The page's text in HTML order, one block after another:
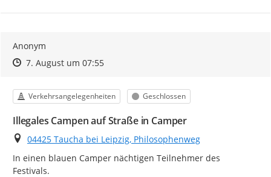
Anonym
Zeitpunkt des Erstellens
Zeitpunkt des Erstellens
7. August um 07:55Zur Äußerung
Kategorie
Verkehrsangelegenheiten Status
Geschlossen
Illegales Campen auf Straße in Camper
Ort
04425 Taucha bei Leipzig, Philosophenweg
In einen blauen Camper nächtigen Teilnehmer des
Festivals.